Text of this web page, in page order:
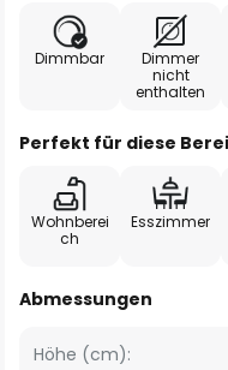
Dimmbar
Dimmer
nicht
enthalten
Perfekt für diese
Wohnberei
ch
Esszimmer
Abmessungen
Höhe (cm):